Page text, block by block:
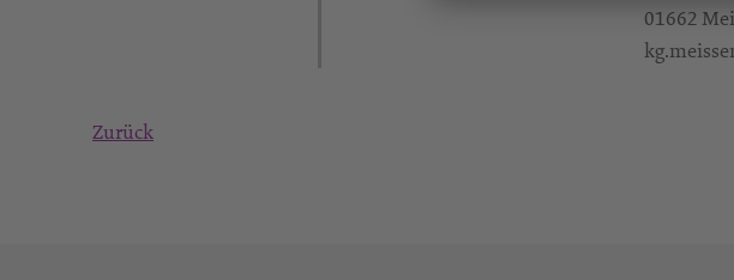
01662
Zurück